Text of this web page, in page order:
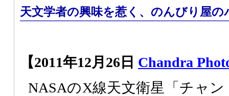
天文学者の興味を惹く、のんびり屋の
【2011年12月26日 Chandra
NASAのX線天文衛星「チャ